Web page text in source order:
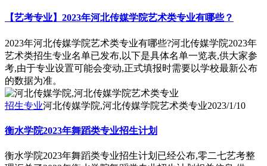
【艺考专业】2023年河北传媒学院艺术类专业有哪些？
2023年河北传媒学院艺术类专业有哪些?河北传媒学院2023年
艺术类招生专业名单已发布,以下是具体名单一览表,供大家参
考,由于专业设置可能会变动,正式填报时需要以学校最新公布
的数据为准。
招生专业河北传媒学院,河北传媒学院艺术类专业2023/1/10
衡水学院2023年舞蹈类专业招生计划
衡水学院2023年舞蹈类专业招生计划已经公布,零二七艺考整